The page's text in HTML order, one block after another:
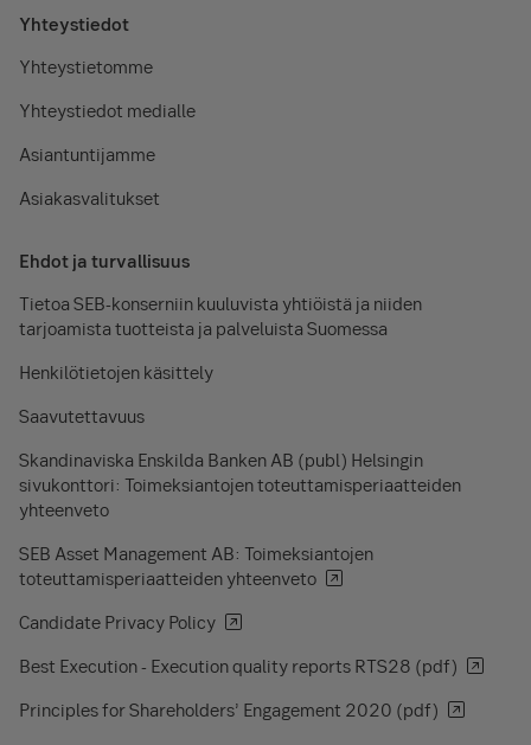
Yhteystiedot
Yhteystietomme
Yhteystiedot medialle
Asiantuntijamme
Asiakasvalitukset
Ehdot ja turvallisuus
Tietoa SEB-konserniin kuuluvista yhtiöistä ja niiden
tarjoamista tuotteista ja palveluista Suomessa
Henkilötietojen käsittely
Saavutettavuus
Skandinaviska Enskilda Banken AB (publ) Helsingin
sivukonttori: Toimeksiantojen toteuttamisperiaatteiden
yhteenveto
SEB Asset Management AB: Toimeksiantojen
toteuttamisperiaatteiden yhteenveto
Candidate Privacy Policy
Best Execution - Execution quality reports RTS28 (pdf)
Principles for Shareholders’ Engagement 2020 (pdf)